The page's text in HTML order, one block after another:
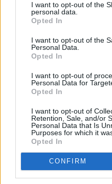
I want to opt-out of the
personal data.
Opted In
I want to opt-out of the
Personal Data.
Opted In
I want to opt-out of
Personal Data for
Opted In
I want to opt-out of
Retention, Sale, and/or
Personal Data that Is
Purposes for which it
Opted In
CONFIRM
Μία μικρή αλλά
ομάδα του «Πολίτη»